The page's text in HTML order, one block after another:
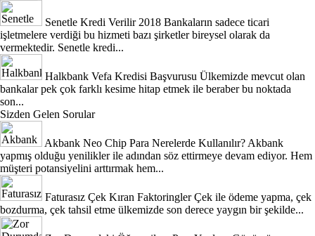
Senetle Kredi Verilir 2018 Bankaların sadece ticari
işletmelere verdiği bu hizmeti bazı şirketler bireysel olarak da
vermektedir. Senetle kredi...
Halkbank Vefa Kredisi Başvurusu Ülkemizde mevcut olan
bankalar pek çok farklı kesime hitap etmek ile beraber bu noktada
son...
Sizden Gelen Sorular
Akbank Neo Chip Para Nerelerde Kullanılır? Akbank
yapmış olduğu yenilikler ile adından söz ettirmeye devam ediyor. Hem
müşteri potansiyelini arttırmak hem...
Faturasız Çek Kıran Faktoringler Çek ile ödeme yapma, çek
bozdurma, çek tahsil etme ülkemizde son derece yaygın bir şekilde...